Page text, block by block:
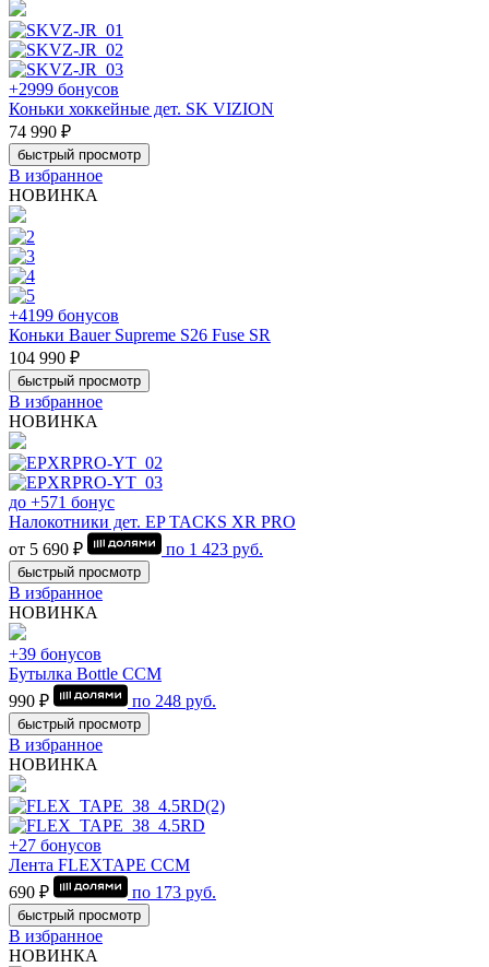
+2999 бонусов
Коньки хоккейные дет. SK VIZION
74 990 ₽
быстрый просмотр
В избранное
НОВИНКА
+4199 бонусов
Коньки Bauer Supreme S26 Fuse SR
104 990 ₽
быстрый просмотр
В избранное
НОВИНКА
до +571 бонус
Налокотники дет. EP TACKS XR PRO
от 5 690 ₽
по 1 423 руб.
быстрый просмотр
В избранное
НОВИНКА
+39 бонусов
Бутылка Bottle CCM
990 ₽
по 248 руб.
быстрый просмотр
В избранное
НОВИНКА
+27 бонусов
Лента FLEXTAPE CCM
690 ₽
по 173 руб.
быстрый просмотр
В избранное
НОВИНКА